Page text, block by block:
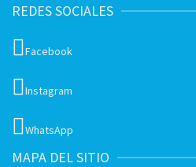
REDES SOCIALES
Facebook
Instagram
WhatsApp
MAPA DEL SITIO